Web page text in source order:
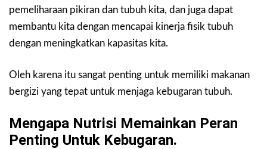
pemeliharaan pikiran dan tubuh kita, dan juga dapat
membantu kita dengan mencapai kinerja fisik tubuh
dengan meningkatkan kapasitas kita.
Oleh karena itu sangat penting untuk memiliki makanan
bergizi yang tepat untuk menjaga kebugaran tubuh.
Mengapa Nutrisi Memainkan Peran
Penting Untuk Kebugaran.